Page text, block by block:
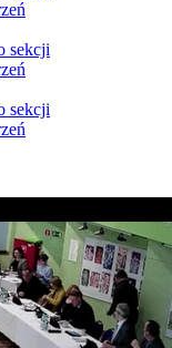
sekcji
sekcji